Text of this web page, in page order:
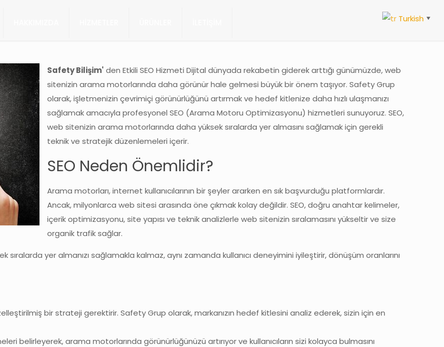
Safety Bilişim' den Etkili SEO Hizmeti Dijital dünyada rekabetin giderek arttığı günümüzde, web
sitenizin arama motorlarında daha görünür hale gelmesi büyük bir önem taşıyor. Safety Grup
olarak, işletmenizin çevrimiçi görünürlüğünü artırmak ve hedef kitlenize daha hızlı ulaşmanızı
sağlamak amacıyla profesyonel SEO (Arama Motoru Optimizasyonu) hizmetleri sunuyoruz. SEO,
web sitenizin arama motorlarında daha yüksek sıralarda yer almasını sağlamak için gerekli
teknik ve stratejik düzenlemeleri içerir.
SEO Neden Önemlidir?
Arama motorları, internet kullanıcılarının bir şeyler ararken en sık başvurduğu platformlardır.
Ancak, milyonlarca web sitesi arasında öne çıkmak kolay değildir. SEO, doğru anahtar kelimeler,
içerik optimizasyonu, site yapısı ve teknik analizlerle web sitenizin sıralamasını yükseltir ve size
organik trafik sağlar.
yer almanızı sağlamakla kalmaz, aynı zamanda kullanıcı deneyimini iyileştirir, dönüşüm oranlarını
bir strateji gerektirir. Safety Grup olarak, markanızın hedef kitlesini analiz ederek, sizin için en
belirleyerek, arama motorlarında görünürlüğünüzü artırıyor ve kullanıcıların sizi kolayca bulmasını
Turkish ▼